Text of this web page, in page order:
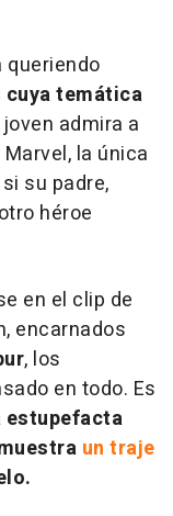
queriendo
temática
admira a
la única
su padre,
héroe
en el clip de
encarnados
, los
en todo. Es
estupefacta
un traje